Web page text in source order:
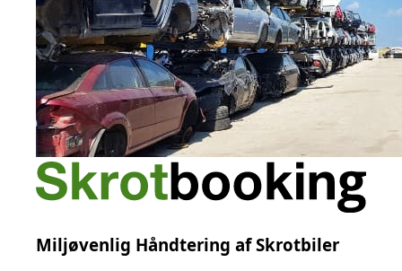
Miljøvenlig Håndtering af Skrotbiler